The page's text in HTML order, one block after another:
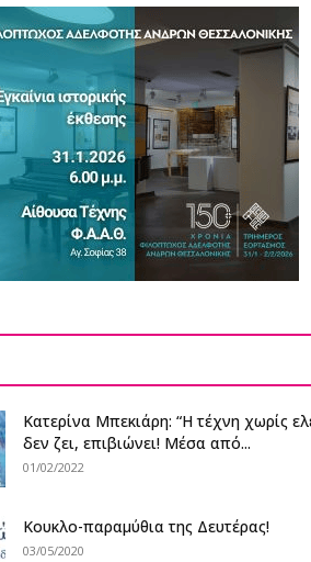
Κατερίνα Μπεκιάρη: “Η τέχνη χωρίς
δεν ζει, επιβιώνει! Μέσα από...
01/02/2022
Κουκλο-παραμύθια της Δευτέρας!
03/05/2020